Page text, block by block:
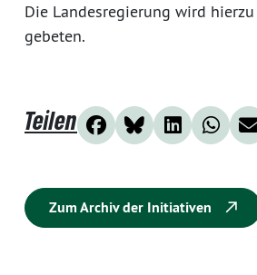
Die Landesregierung wird
gebeten.
Teilen
Zum Archiv der Initiativen